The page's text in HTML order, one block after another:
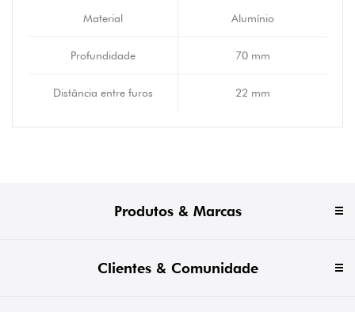
Material Alumínio
Profundidade 70 mm
Distância entre furos 22 mm
Produtos & Marcas
Clientes & Comunidade